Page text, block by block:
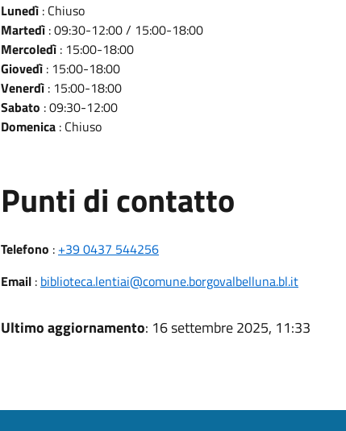
Lunedì: Chiuso
Martedì: 09:30-12:00 / 15:00-18:00
Mercoledì: 15:00-18:00
Giovedì: 15:00-18:00
Venerdì: 15:00-18:00
Sabato : 09:30-12:00
Domenica: Chiuso
Punti di contatto
Telefono : +39 0437 544256
Email: biblioteca.lentiai@comune.borgovalbelluna.bl.it
Ultimo aggiornamento: 16 settembre 2025, 11:33